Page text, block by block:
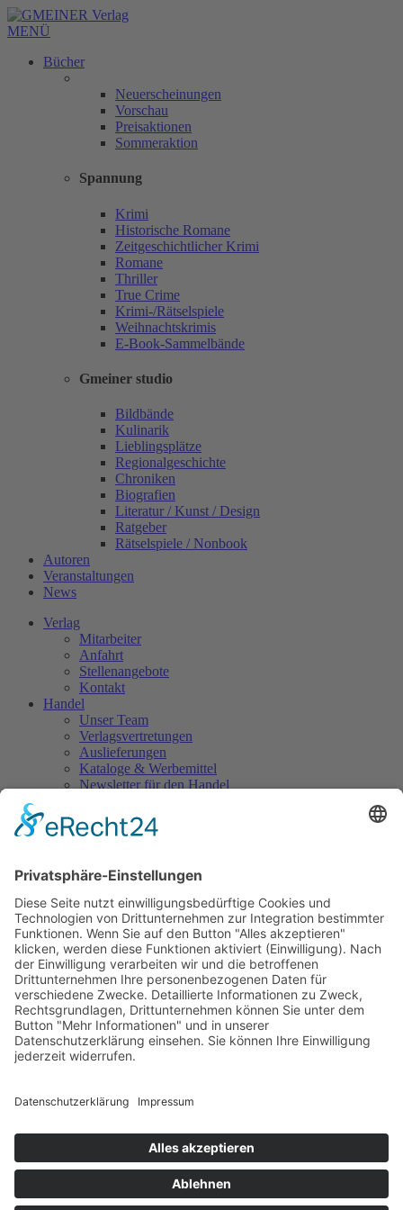
MENÜ
Bücher
Neuerscheinungen
Vorschau
Preisaktionen
Sommeraktion
Spannung
Krimi
Historische Romane
Zeitgeschichtlicher Krimi
Romane
Thriller
True Crime
Krimi-/Rätselspiele
Weihnachtskrimis
E-Book-Sammelbände
Gmeiner studio
Bildbände
Kulinarik
Lieblingsplätze
Regionalgeschichte
Chroniken
Biografien
Literatur / Kunst / Design
Ratgeber
Rätselspiele / Nonbook
Autoren
Veranstaltungen
News
Verlag
Mitarbeiter
Anfahrt
Stellenangebote
Kontakt
Handel
Unser Team
Verlagsvertretungen
Auslieferungen
Kataloge & Werbemittel
Newsletter für den Handel
Allgemeine Geschäftsbedingungen Handel
Presse
Newsletter
Gmeiner studio
Ihr Warenkorb
Keine Artikel im Warenkorb!
Bitte beachten Sie, dass für den Bestellprozess Cookies und
* Alle Preise inklusive gesetzlicher Mehrwertsteuer, ggf. zuzüglich
AGB
Sitemap